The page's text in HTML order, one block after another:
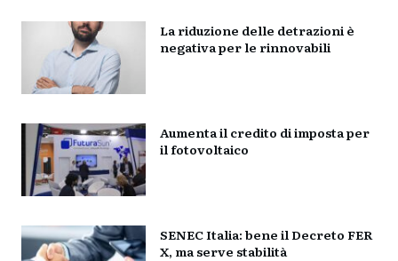
La riduzione delle detrazioni è
negativa per le rinnovabili
Aumenta il credito di imposta per
il fotovoltaico
SENEC Italia: bene il Decreto FER
X, ma serve stabilità